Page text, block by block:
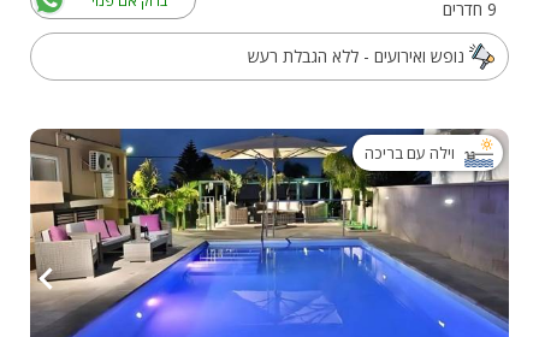
9 חדרים
נופש ואירועים - ללא הגבלת רעש
וילה עם בריכה